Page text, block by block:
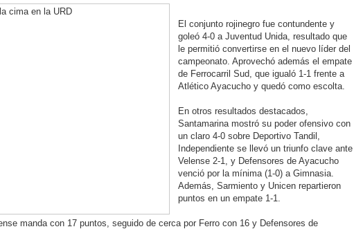
El conjunto rojinegro fue contundente y
goleó 4-0 a Juventud Unida, resultado que
le permitió convertirse en el nuevo líder del
campeonato. Aprovechó además el empate
de Ferrocarril Sud, que igualó 1-1 frente a
Atlético Ayacucho y quedó como escolta.
En otros resultados destacados,
Santamarina mostró su poder ofensivo con
un claro 4-0 sobre Deportivo Tandil,
Independiente se llevó un triunfo clave ante
Velense 2-1, y Defensores de Ayacucho
venció por la mínima (1-0) a Gimnasia.
Además, Sarmiento y Unicen repartieron
puntos en un empate 1-1.
manda con 17 puntos, seguido de cerca por Ferro con 16 y Defensores de